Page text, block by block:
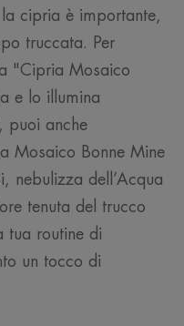
cipria è importante,
truccata. Per
"Cipria Mosaico
e lo illumina
puoi anche
Mosaico Bonne Mine
nebulizza dell’Acqua
tenuta del trucco
tua routine di
un tocco di